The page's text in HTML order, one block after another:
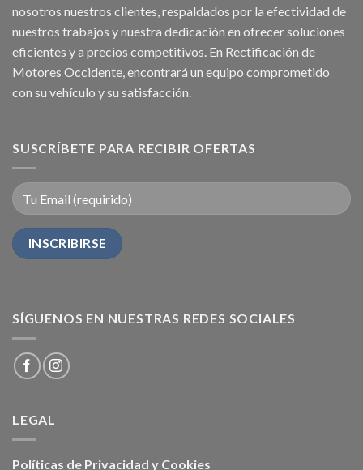
nosotros nuestros clientes, respaldados por la efectividad de
nuestros trabajos y nuestra dedicación en ofrecer soluciones
eficientes y a precios competitivos. En Rectificación de
Motores Occidente, encontrará un equipo comprometido
con su vehículo y su satisfacción.
SUSCRÍBETE PARA RECIBIR OFERTAS
SÍGUENOS EN NUESTRAS REDES SOCIALES
LEGAL
Políticas de Privacidad y Cookies